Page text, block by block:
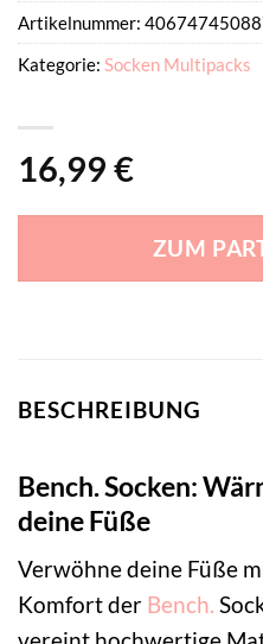
16,99 €
ZUM
Artikelnummer:
Kategorie: Socken Multipacks
BESCHREIBUNG
Bench. Socken:
deine Füße
Verwöhne deine Füße
Komfort der Bench.